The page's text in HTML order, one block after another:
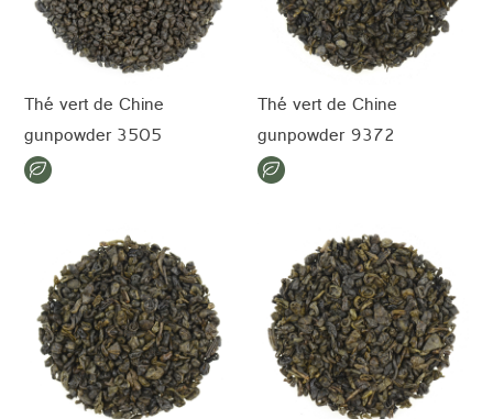
Thé vert de Chine
gunpowder 3505
Thé vert de Chine
gunpowder 9372